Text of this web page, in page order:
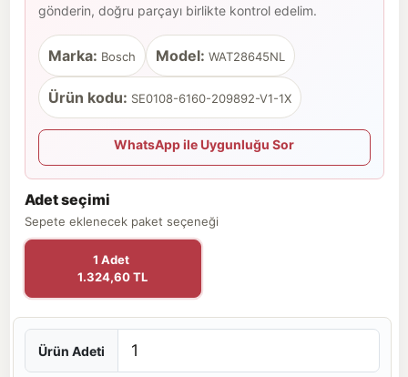
gönderin, doğru parçayı birlikte kontrol edelim.
Marka: Bosch Model: WAT28645NL
Ürün kodu: SE0108-6160-209892-V1-1X
WhatsApp ile Uygunluğu Sor
Adet seçimi
Sepete eklenecek paket seçeneği
1 Adet
1.324,60 TL
Ürün Adeti